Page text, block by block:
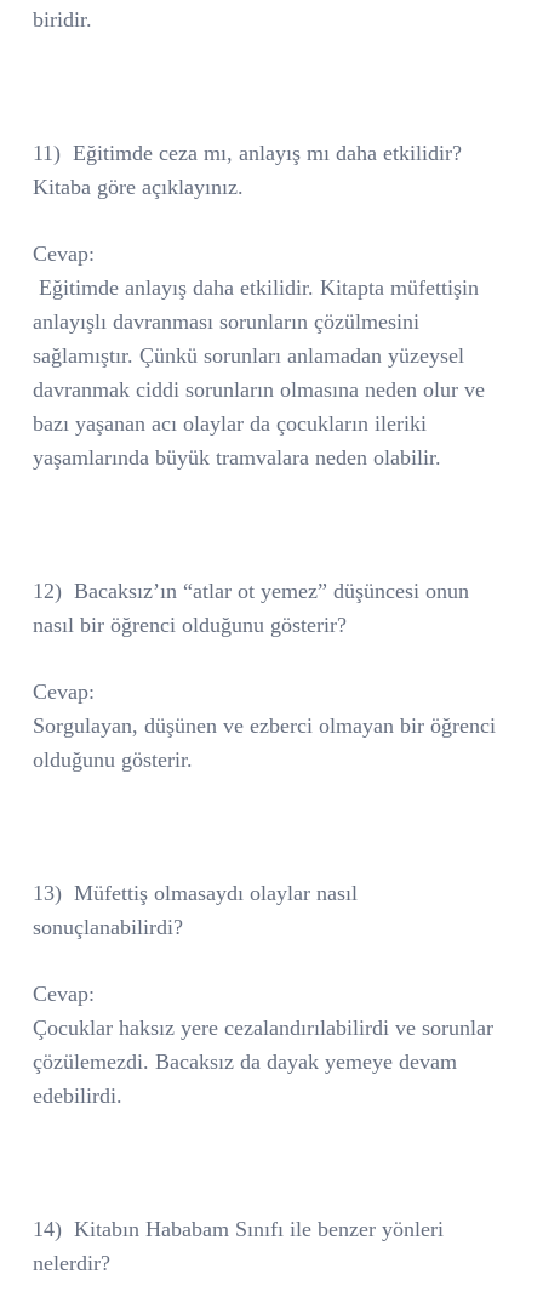
biridir.
11) Eğitimde ceza mı, anlayış mı daha etkilidir?
Kitaba göre açıklayınız.
Cevap:
Eğitimde anlayış daha etkilidir. Kitapta müfettişin
anlayışlı davranması sorunların çözülmesini
sağlamıştır. Çünkü sorunları anlamadan yüzeysel
davranmak ciddi sorunların olmasına neden olur ve
bazı yaşanan acı olaylar da çocukların ileriki
yaşamlarında büyük tramvalara neden olabilir.
12) Bacaksız’ın “atlar ot yemez” düşüncesi onun
nasıl bir öğrenci olduğunu gösterir?
Cevap:
Sorgulayan, düşünen ve ezberci olmayan bir öğrenci
olduğunu gösterir.
13) Müfettiş olmasaydı olaylar nasıl
sonuçlanabilirdi?
Cevap:
Çocuklar haksız yere cezalandırılabilirdi ve sorunlar
çözülemezdi. Bacaksız da dayak yemeye devam
edebilirdi.
14) Kitabın Hababam Sınıfı ile benzer yönleri
nelerdir?